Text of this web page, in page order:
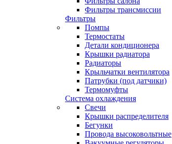
Фильтры трансмиссии
Фильтры
Помпы
Термостаты
Детали кондиционера
Крышки радиатора
Радиаторы
Крыльчатки вентилятора
Патрубки (под датчики)
Термомуфты
Система охлаждения
Свечи
Крышки распределителя
Бегунки
Провода высоковольтные